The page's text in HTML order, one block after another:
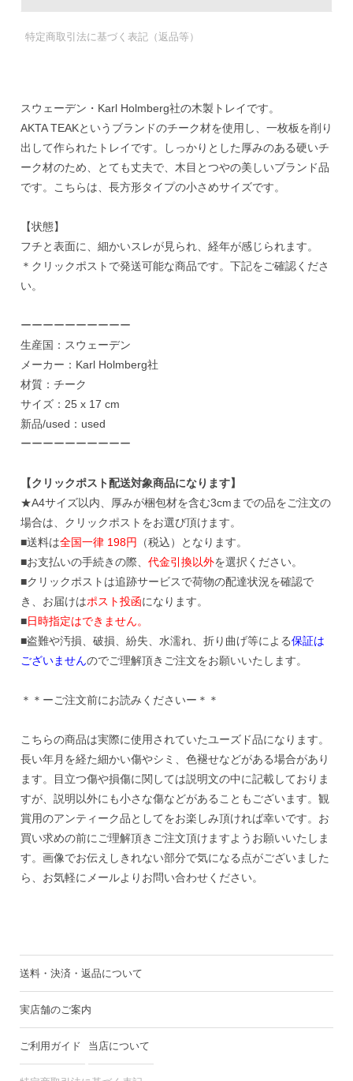
特定商取引法に基づく表記（返品等）
スウェーデン・Karl Holmberg社の木製トレイです。
AKTA TEAKというブランドのチーク材を使用し、一枚板を削り
出して作られたトレイです。しっかりとした厚みのある硬いチ
ーク材のため、とても丈夫で、木目とつやの美しいブランド品
です。こちらは、長方形タイプの小さめサイズです。
【状態】
フチと表面に、細かいスレが見られ、経年が感じられます。
＊クリックポストで発送可能な商品です。下記をご確認くださ
い。
ーーーーーーーーーー
生産国：スウェーデン
メーカー：Karl Holmberg社
材質：チーク
サイズ：25 x 17 cm
新品/used：used
ーーーーーーーーーー
【クリックポスト配送対象商品になります】
★A4サイズ以内、厚みが梱包材を含む3cmまでの品をご注文の
場合は、クリックポストをお選び頂けます。
■送料は全国一律 198円
（税込）となります。
■お支払いの手続きの際、 代金引換以外を選択ください。
■クリックポストは追跡サービスで荷物の配達状況を確認で
き、お届けはポスト投函になります。
■日時指定はできません。
■盗難や汚損、破損、紛失、水濡れ、折り曲げ等による保証は
ございませんのでご理解頂きご注文をお願いいたします。
＊＊ーご注文前にお読みくださいー＊＊
こちらの商品は実際に使用されていたユーズド品になります。
長い年月を経た細かい傷やシミ、色褪せなどがある場合があり
ます。目立つ傷や損傷に関しては説明文の中に記載しておりま
すが、説明以外にも小さな傷などがあることもございます。観
賞用のアンティーク品としてをお楽しみ頂ければ幸いです。お
買い求めの前にご理解頂きご注文頂けますようお願いいたしま
す。画像でお伝えしきれない部分で気になる点がございました
ら、お気軽にメールよりお問い合わせください。
送料・決済・返品について
実店舗のご案内
ご利用ガイド 当店について